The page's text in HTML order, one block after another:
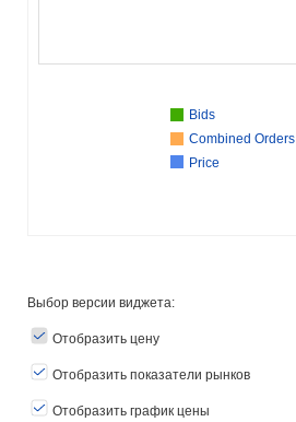
Bids
Combined Orders
Price
Выбор версии виджета:
Отобразить цену
Отобразить показатели рынков
Отобразить график цены